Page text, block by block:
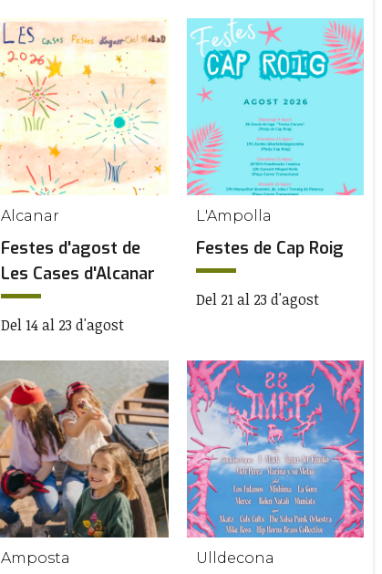
Alcanar
Festes d'agost de
Les Cases d'Alcanar
Del 14 al 23 d'agost
L'Ampolla
Festes de Cap Roig
Del 21 al 23 d'agost
Amposta Ulldecona